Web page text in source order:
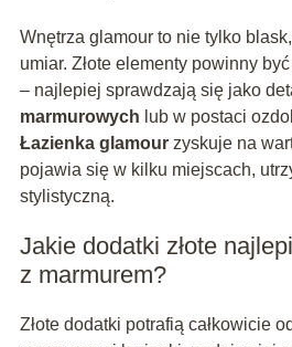
Wnętrza glamour to nie tylko
umiar. Złote elementy powinny
– najlepiej sprawdzają się jako
marmurowych lub w postaci
Łazienka glamourzyskuje na
pojawia się w kilku miejscach,
stylistyczną.
Jakie dodatki złote
z marmurem?
Złote dodatki potrafią całkowicie